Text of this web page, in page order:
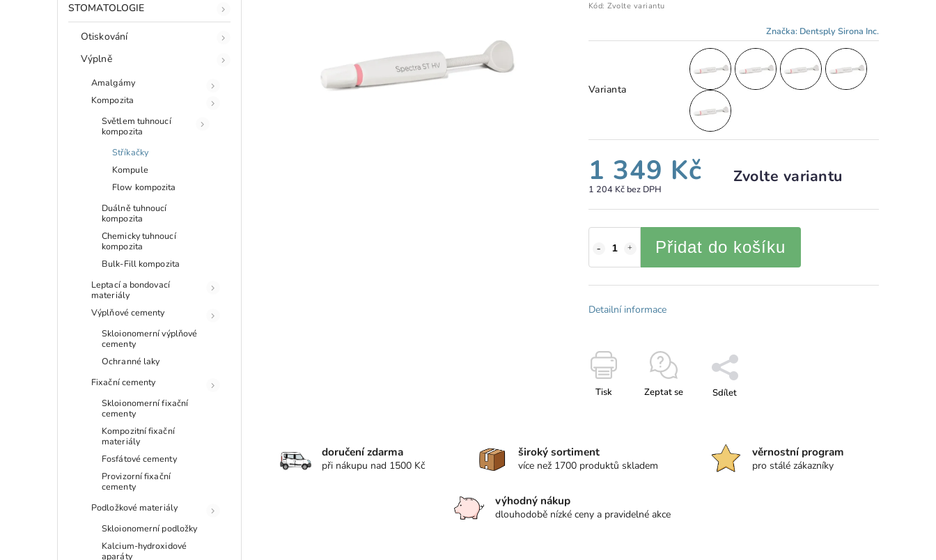
STOMATOLOGIE
Otiskování
Výplně
Amalgámy
Kompozita
Světlem tuhnoucí
kompozita
Stříkačky
Kompule
Flow kompozita
Duálně tuhnoucí
kompozita
Chemicky tuhnoucí
kompozita
Bulk-Fill kompozita
Leptací a bondovací
materiály
Výplňové cementy
Skloionomerní výplňové
cementy
Ochranné laky
Fixační cementy
Skloionomerní fixační
cementy
Kompozitní fixační
materiály
Fosfátové cementy
Provizorní fixační
cementy
Podložkové materiály
Skloionomerní podložky
Kalcium-hydroxidové
aparáty
Kód: Zvolte variantu
Značka: Dentsply Sirona Inc.
Varianta
1 349 Kč
1 204 Kč bez DPH
Zvolte variantu
Přidat do košíku
Detailní informace
Tisk Zeptat se Sdílet
doručení zdarma
při nákupu nad 1500 Kč
široký sortiment
více než 1700 produktů skladem
věrnostní program
pro stálé zákazníky
výhodný nákup
dlouhodobě nízké ceny a pravidelné akce